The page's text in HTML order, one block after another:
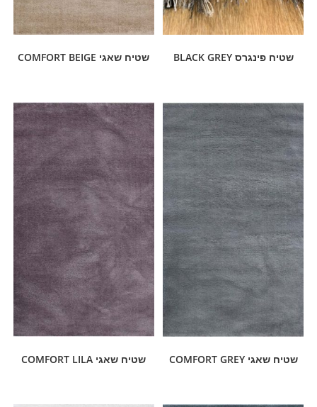
שטיח פינגרס BLACK GREY שטיח שאגי COMFORT BEIGE
שטיח שאגי COMFORT GREY שטיח שאגי COMFORT LILA